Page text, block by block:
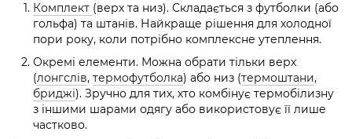
Комплект (верх та низ). Складається з футболки (або
гольфа) та штанів. Найкраще рішення для холодної
пори року, коли потрібно комплексне утеплення.
Окремі елементи. Можна обрати тільки верх
(лонгслів, термофутболка) або низ (термоштани,
бриджі). Зручно для тих, хто комбінує термобілизну
з іншими шарами одягу або використовує її лише
частково.